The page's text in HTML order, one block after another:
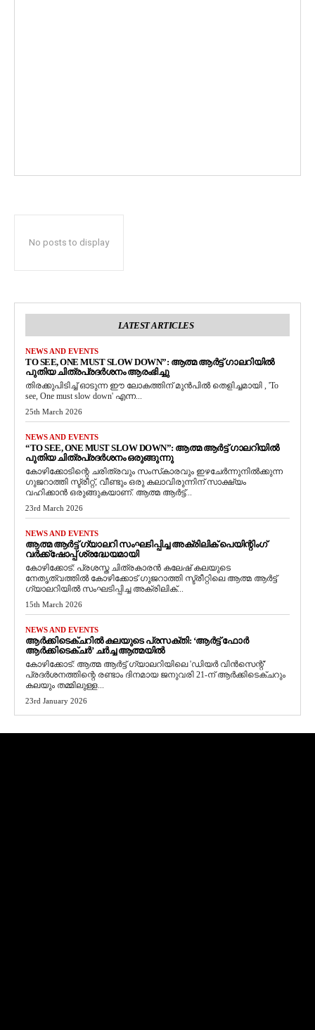
No posts to display
LATEST ARTICLES
NEWS AND EVENTS
TO SEE, ONE MUST SLOW DOWN”: ആത്മ ആർട്ട് ഗാലറിയിൽ
പുതിയ ചിത്രപ്രദർശനം ആരംഭിച്ചു
തിരക്കുപിടിച്ച് ഓടുന്ന ഈ ലോകത്തിന് മുൻപിൽ തെളിച്ചമായി , 'To
see, One must slow down' എന്ന...
25th March 2026
NEWS AND EVENTS
“TO SEE, ONE MUST SLOW DOWN”: ആത്മ ആർട്ട് ഗാലറിയിൽ
പുതിയ ചിത്രപ്രദർശനം ഒരുങ്ങുന്നു
കോഴിക്കോടിന്റെ ചരിത്രവും സംസ്‌കാരവും ഇഴചേർന്നുനിൽക്കുന്ന
ഗുജറാത്തി സ്ട്രീറ്റ്, വീണ്ടും ഒരു കലാവിരുന്നിന് സാക്ഷ്യം
വഹിക്കാൻ ഒരുങ്ങുകയാണ്. ആത്മ ആർട്ട്...
23rd March 2026
NEWS AND EVENTS
ആത്മ ആർട്ട് ഗ്യാലറി സംഘടിപ്പിച്ച അക്രിലിക് പെയിന്റിംഗ്
വർക്ക്‌ഷോപ്പ് ശ്രദ്ധേയമായി
കോഴിക്കോട്: പ്രശസ്ത ചിത്രകാരൻ കലേഷ് കലയുടെ
നേതൃത്വത്തിൽ കോഴിക്കോട് ഗുജറാത്തി സ്ട്രീറ്റിലെ ആത്മ ആർട്ട്
ഗ്യാലറിയിൽ സംഘടിപ്പിച്ച അക്രിലിക്...
15th March 2026
NEWS AND EVENTS
ആർക്കിടെക്ചറിൽ കലയുടെ പ്രസക്തി: ‘ആർട്ട് ഫോർ
ആർക്കിടെക്ചർ’ ചർച്ച ആത്മയിൽ
​കോഴിക്കോട്: ആത്മ ആർട്ട് ഗ്യാലറിയിലെ 'ഡിയർ വിൻസെന്റ്'
പ്രദർശനത്തിന്റെ രണ്ടാം ദിനമായ ജനുവരി 21-ന് ആർക്കിടെക്ചറും
കലയും തമ്മിലുള്ള...
23rd January 2026